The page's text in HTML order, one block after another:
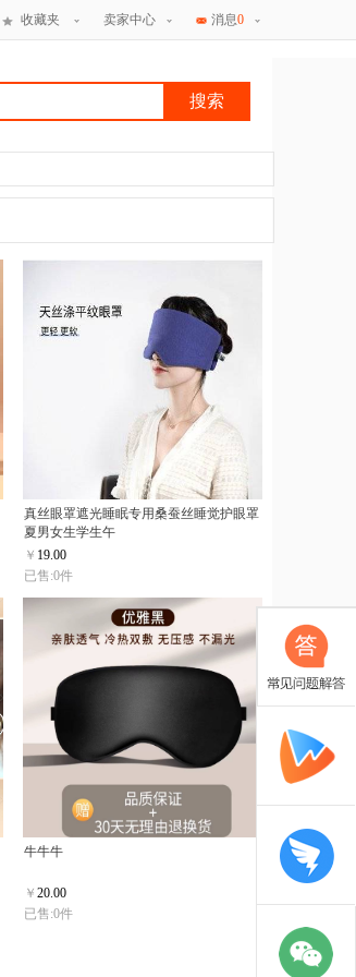
收藏夹 卖家中心 消息0
×
搜索
真丝眼罩遮光睡眠专用桑蚕丝睡觉护眼罩
夏男女生学生午
￥ 19.00
已售:0件
牛牛牛
￥ 20.00
已售:0件